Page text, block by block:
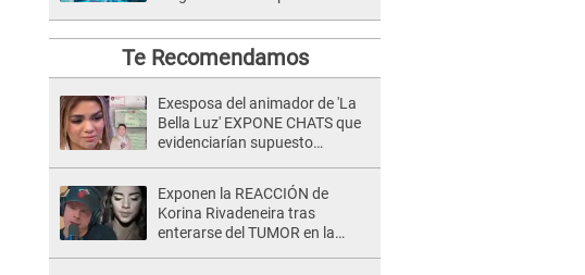
Te Recomendamos
Exesposa del animador de 'La
Bella Luz' EXPONE CHATS que
evidenciarían supuesto
Saldaña, pese a tener pareja
Exponen la REACCIÓN de
Korina Rivadeneira tras
enterarse del TUMOR en la